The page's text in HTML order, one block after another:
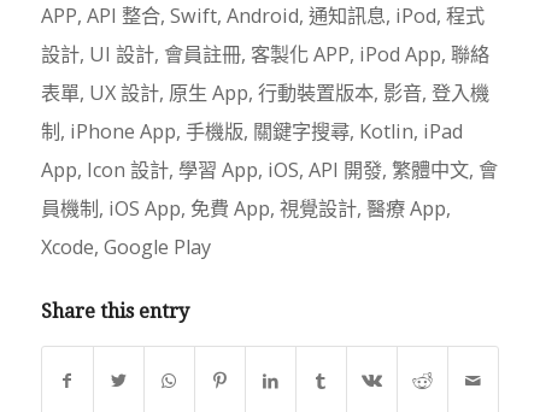
APP, API 整合, Swift, Android, 通知訊息, iPod, 程式
設計, UI 設計, 會員註冊, 客製化 APP, iPod App, 聯絡
表單, UX 設計, 原生 App, 行動裝置版本, 影音, 登入機
制, iPhone App, 手機版, 關鍵字搜尋, Kotlin, iPad
App, Icon 設計, 學習 App, iOS, API 開發, 繁體中文, 會
員機制, iOS App, 免費 App, 視覺設計, 醫療 App,
Xcode, Google Play
Share this entry